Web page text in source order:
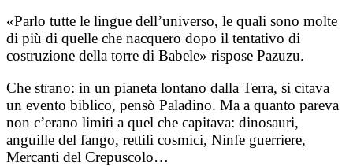
«Parlo tutte le lingue dell’universo, le quali sono molte
di più di quelle che nacquero dopo il tentativo di
costruzione della torre di Babele» rispose Pazuzu.
Che strano: in un pianeta lontano dalla Terra, si citava
un evento biblico, pensò Paladino. Ma a quanto pareva
non c’erano limiti a quel che capitava: dinosauri,
anguille del fango, rettili cosmici, Ninfe guerriere,
Mercanti del Crepuscolo…